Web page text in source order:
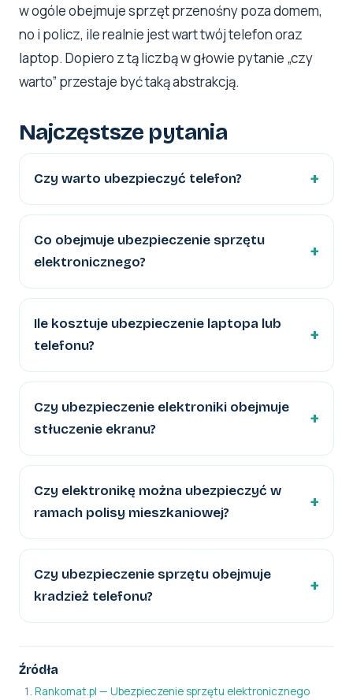
w ogóle obejmuje sprzęt przenośny poza domem,
no i policz, ile realnie jest wart twój telefon oraz
laptop. Dopiero z tą liczbą w głowie pytanie „czy
warto” przestaje być taką abstrakcją.
Najczęstsze pytania
Czy warto ubezpieczyć telefon?
Co obejmuje ubezpieczenie sprzętu
elektronicznego?
Ile kosztuje ubezpieczenie laptopa lub
telefonu?
Czy ubezpieczenie elektroniki obejmuje
stłuczenie ekranu?
Czy elektronikę można ubezpieczyć w
ramach polisy mieszkaniowej?
Czy ubezpieczenie sprzętu obejmuje
kradzież telefonu?
Źródła
Rankomat.pl — Ubezpieczenie sprzętu elektronicznego